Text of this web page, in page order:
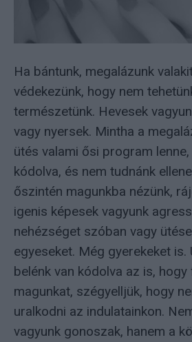
Ha bántunk, megalázunk
védekezünk, hogy nem
természetünk. Hevesek
vagy nyersek. Mintha a
ütés valami ősi program
kódolva, és nem tudnánk
őszintén magunkba nézünk,
igenis képesek vagyunk
nehézséget szóban vagy
egyeseket. Még gyerekeket is.
belénk van kódolva az is,
magunkat, szégyelljük, hogy
uralkodni az indulatainkon.
vagyunk gonoszak, hanem a